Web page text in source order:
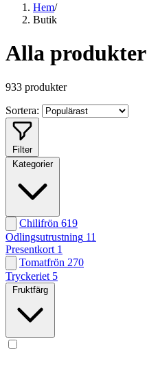
Hem/
Butik
Alla produkter
933 produkter
Sortera:
Filter
Kategorier
Chilifrön 619
Odlingsutrustning 11
Presentkort 1
Tomatfrön 270
Tryckeriet 5
Fruktfärg